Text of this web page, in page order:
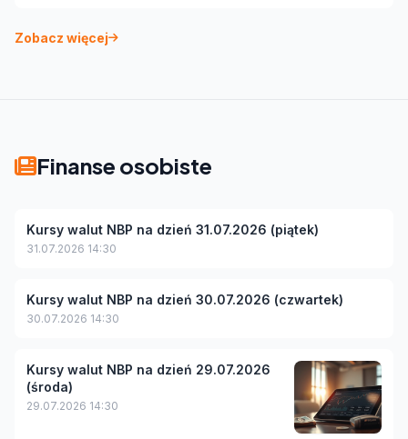
Zobacz więcej
Finanse osobiste
Kursy walut NBP na dzień 31.07.2026 (piątek)
31.07.2026 14:30
Kursy walut NBP na dzień 30.07.2026 (czwartek)
30.07.2026 14:30
Kursy walut NBP na dzień 29.07.2026
(środa)
29.07.2026 14:30